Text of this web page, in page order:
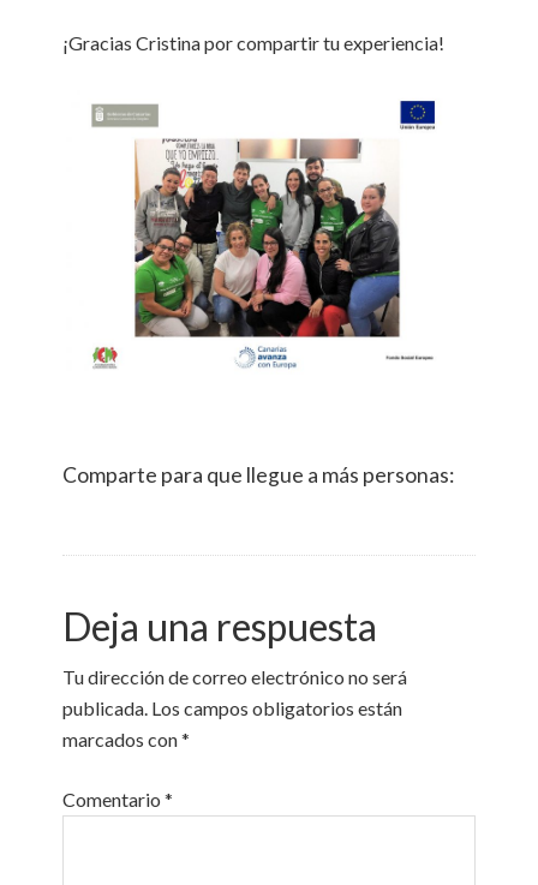
¡Gracias Cristina por compartir tu experiencia!
Comparte para que llegue a más personas:
Deja una respuesta
Tu dirección de correo electrónico no será
publicada. Los campos obligatorios están
marcados con*
Comentario*